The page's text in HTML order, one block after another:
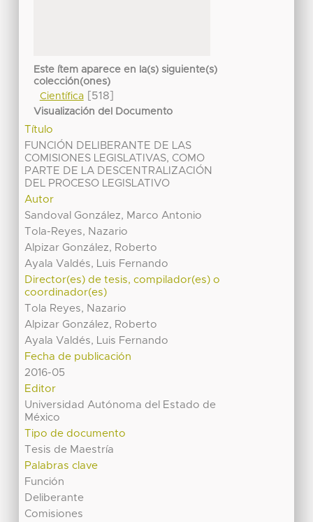
Este ítem aparece en la(s) siguiente(s)
colección(ones)
Científica[518]
Visualización del Documento
Título
FUNCIÓN DELIBERANTE DE LAS
COMISIONES LEGISLATIVAS, COMO
PARTE DE LA DESCENTRALIZACIÓN
DEL PROCESO LEGISLATIVO
Autor
Sandoval González, Marco Antonio
Tola-Reyes, Nazario
Alpizar González, Roberto
Ayala Valdés, Luis Fernando
Director(es) de tesis, compilador(es) o
coordinador(es)
Tola Reyes, Nazario
Alpizar González, Roberto
Ayala Valdés, Luis Fernando
Fecha de publicación
2016-05
Editor
Universidad Autónoma del Estado de
México
Tipo de documento
Tesis de Maestría
Palabras clave
Función
Deliberante
Comisiones